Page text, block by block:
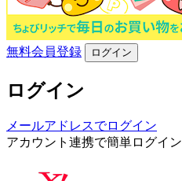
無料会員登録 ログイン
ログイン
メールアドレスでログイン
アカウント連携で簡単ログイン